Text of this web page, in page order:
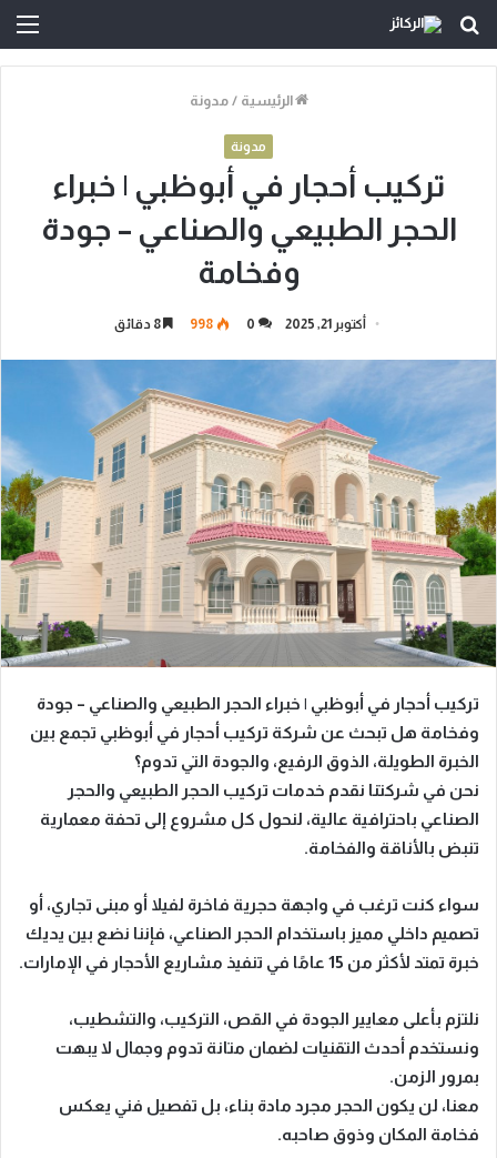
بحث
الرئيسية / مدونة
مدونة
تركيب أحجار في أبوظبي | خبراء
الحجر الطبيعي والصناعي – جودة
وفخامة
أكتوبر 21, 2025 0
998
تركيب أحجار في أبوظبي | خبراء الحجر الطبيعي والصناعي – جودة
وفخامة هل تبحث عن شركة تركيب أحجار في أبوظبي تجمع بين
الخبرة الطويلة، الذوق الرفيع، والجودة التي تدوم؟
نحن في شركتنا نقدم خدمات تركيب الحجر الطبيعي والحجر
الصناعي باحترافية عالية، لنحول كل مشروع إلى تحفة معمارية
تنبض بالأناقة والفخامة.
سواء كنت ترغب في واجهة حجرية فاخرة لفيلا أو مبنى تجاري، أو
تصميم داخلي مميز باستخدام الحجر الصناعي، فإننا نضع بين يديك
خبرة تمتد لأكثر من 15 عامًا في تنفيذ مشاريع الأحجار في الإمارات.
نلتزم بأعلى معايير الجودة في القص، التركيب، والتشطيب،
ونستخدم أحدث التقنيات لضمان متانة تدوم وجمال لا يبهت
بمرور الزمن.
معنا، لن يكون الحجر مجرد مادة بناء، بل تفصيل فني يعكس
فخامة المكان وذوق صاحبه.